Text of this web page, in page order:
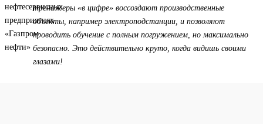
тренажеры «в цифре» воссоздают производственные
объекты, например электроподстанции, и позволяют
проводить обучение с полным погружением, но максимально
безопасно. Это действительно круто, когда видишь своими
глазами!